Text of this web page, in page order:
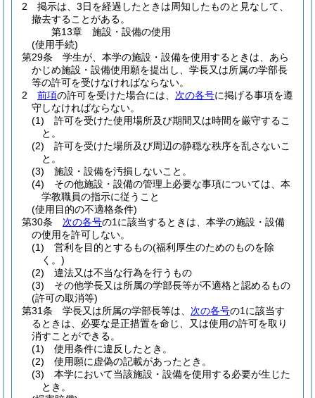
2
掲示は、3日を経過したときは周知したものと見なして、
撤去することがある。
第13章
施設・設備の使用
(使用手続)
第29条
学生が、本学の施設・設備を使用するときは、あら
かじめ施設・設備使用願を提出し、学長又は所属の学部長
等の許可を受けなければならない。
2
前項の許可を受けた場合には、 次の各号に掲げる事項を遵
守しなければならない。
(1)
許可を受けた使用場所及び期間又は時間を厳守するこ
と。
(2)
許可を受けた場所及び周辺の静穏な秩序を乱さないこ
と。
(3)
施設・設備を汚損しないこと。
(4)
その他施設・設備の管理上必要な事項については、本
学教職員の指示に従うこと
(使用目的の不適格条件)
第30条
次の各号の1に該当するときは、本学の施設・設備
の使用を許可しない。
(1)
営利を目的とするもの(福利厚生のためのものを除
く。)
(2)
違法又は不当な行為を行うもの
(3)
その他学長又は所属の学部長等が不適格と認めるもの
(許可の取消等)
第31条
学長又は所属の学部長等は、 次の各号の1に該当す
るときは、必要な是正措置を命じ、又は使用の許可を取り
消すことができる。
(1)
使用条件に違反したとき。
(2)
使用願に虚偽の記載があったとき。
(3)
本学において当該施設・設備を使用する必要が生じた
とき。